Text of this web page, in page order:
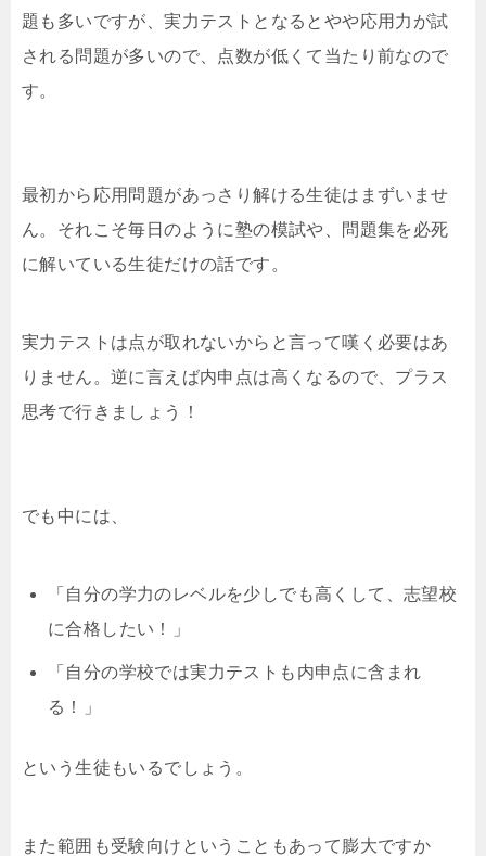
題も多いですが、実力テストとなるとやや応用力が試
される問題が多いので、点数が低くて当たり前なので
す。
最初から応用問題があっさり解ける生徒はまずいませ
ん。それこそ毎日のように塾の模試や、問題集を必死
に解いている生徒だけの話です。
実力テストは点が取れないからと言って嘆く必要はあ
りません。逆に言えば内申点は高くなるので、プラス
思考で行きましょう！
でも中には、
「自分の学力のレベルを少しでも高くして、志望校
に合格したい！」
「自分の学校では実力テストも内申点に含まれ
る！」
という生徒もいるでしょう。
また範囲も受験向けということもあって膨大ですか